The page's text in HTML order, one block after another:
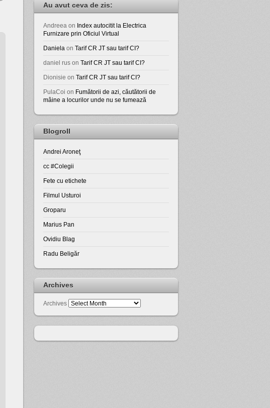
Au avut ceva de zis:
Andreea on Index autocitit la Electrica
Furnizare prin Oficiul Virtual
Daniela on Tarif CR JT sau tarif CI?
daniel rus on Tarif CR JT sau tarif CI?
Dionisie on Tarif CR JT sau tarif CI?
PulaCoi on Fumătorii de azi, căutătorii de
mâine a locurilor unde nu se fumează
Blogroll
Andrei Aroneţ
cc #Colegii
Fete cu etichete
Filmul Usturoi
Groparu
Marius Pan
Ovidiu Blag
Radu Beligăr
Archives
Archives